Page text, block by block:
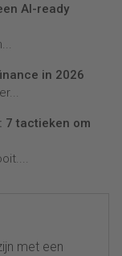
AI-ready
in 2026
7 tactieken om
met een